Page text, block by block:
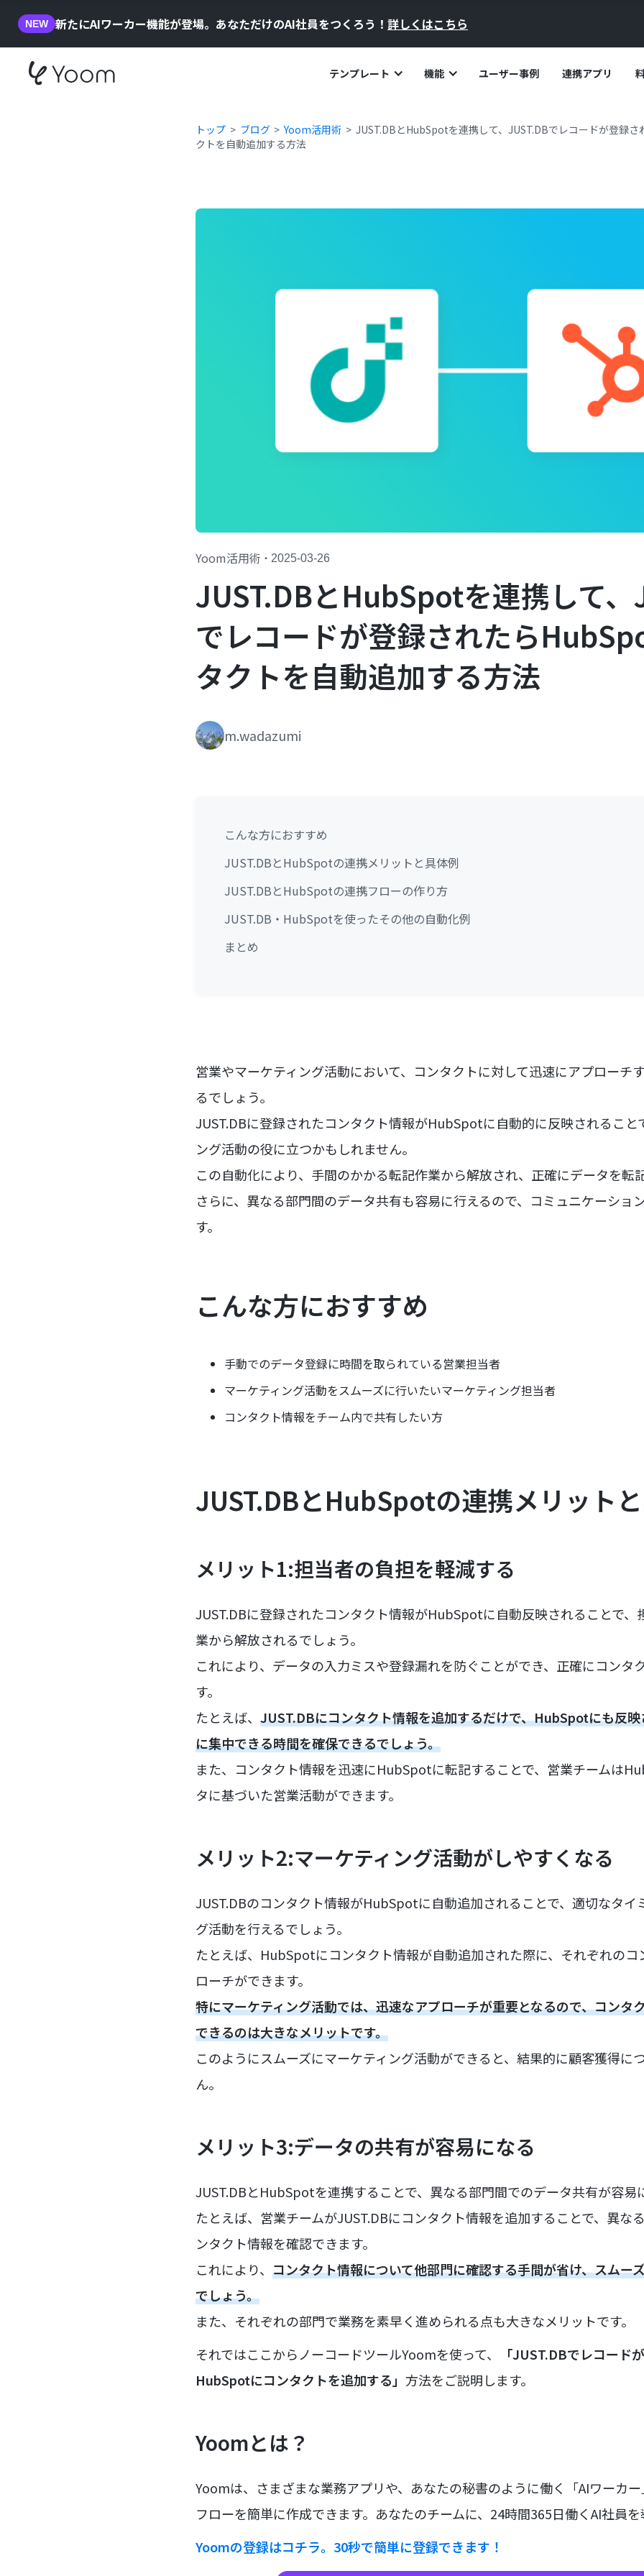
NEW 新たにAIワーカー機能が登場。あなただけのAI社員をつくろう！ 詳しくはこちら
テンプレート 機能 ユーザー事例 連携アプリ
トップ ブログ Yoom活用術
JUST.DBとHubSpotを連携して、JUST.DBでレコードが登録
クトを自動追加する方法
Yoom活用術 ・ 2025-03-26
JUST.DBとHubSpotを連携して、
でレコードが登録されたら
タクトを自動追加する方法
m.wadazumi
こんな方におすすめ
JUST.DBとHubSpotの連携メリットと具体例
JUST.DBとHubSpotの連携フローの作り方
JUST.DB・HubSpotを使ったその他の自動化例
まとめ
営業やマーケティング活動において、コンタクトに対して迅速にアプローチ
るでしょう。
JUST.DBに登録されたコンタクト情報がHubSpotに自動的に反映されること
ング活動の役に立つかもしれません。
この自動化により、手間のかかる転記作業から解放され、正確にデータを転
さらに、異なる部門間のデータ共有も容易に行えるので、コミュニケーショ
す。
こんな方におすすめ
手動でのデータ登録に時間を取られている営業担当者
マーケティング活動をスムーズに行いたいマーケティング担当者
コンタクト情報をチーム内で共有したい方
JUST.DBとHubSpotの連携メリット
メリット1:担当者の負担を軽減する
JUST.DBに登録されたコンタクト情報がHubSpotに自動反映されることで、
業から解放されるでしょう。
これにより、データの入力ミスや登録漏れを防ぐことができ、正確にコンタ
す。
たとえば、 JUST.DBにコンタクト情報を追加するだけで、HubSpotにも反
に集中できる時間を確保できるでしょう。
また、コンタクト情報を迅速にHubSpotに転記することで、営業チームは
タに基づいた営業活動ができます。
メリット2:マーケティング活動がしやすくなる
JUST.DBのコンタクト情報がHubSpotに自動追加されることで、適切なタイ
グ活動を行えるでしょう。
たとえば、HubSpotにコンタクト情報が自動追加された際に、それぞれのコ
ローチができます。
特にマーケティング活動では、迅速なアプローチが重要となるので、コンタ
できるのは大きなメリットです。
このようにスムーズにマーケティング活動ができると、結果的に顧客獲得に
ん。
メリット3:データの共有が容易になる
JUST.DBとHubSpotを連携することで、異なる部門間でのデータ共有が容易
たとえば、営業チームがJUST.DBにコンタクト情報を追加することで、異な
ンタクト情報を確認できます。
これにより、 コンタクト情報について他部門に確認する手間が省け、スムー
でしょう。
また、それぞれの部門で業務を素早く進められる点も大きなメリットです。
それではここからノーコードツールYoomを使って、
「JUST.DBでレコード
HubSpotにコンタクトを追加する」 方法をご説明します。
Yoomとは？
Yoomは、さまざまな業務アプリや、あなたの秘書のように働く「AIワーカ
フローを簡単に作成できます。あなたのチームに、24時間365日働くAI社員
Yoomの登録はコチラ。30秒で簡単に登録できます！